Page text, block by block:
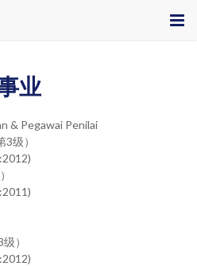
业
& Pegawai Penilai
级）
）